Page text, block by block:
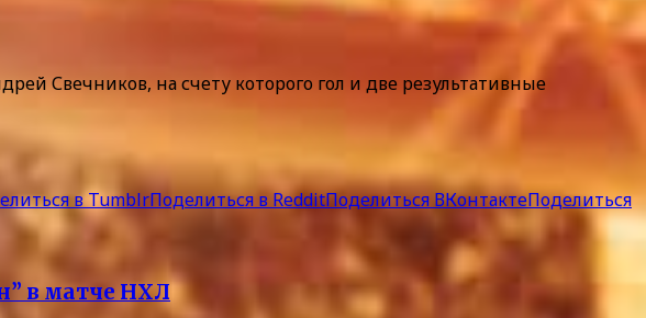
Свечников, на счету которого гол и две результативные
в TumblrПоделиться в RedditПоделиться ВКонтактеПоделиться
в матче НХЛ